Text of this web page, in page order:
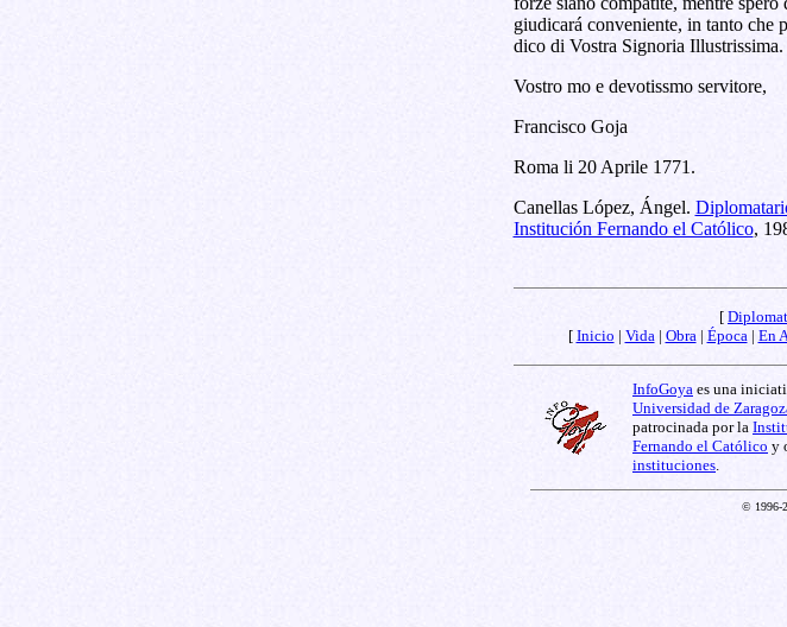
giudicará conveniente, in tanto che
dico di Vostra Signoria Illustrissima.
Vostro mo e devotissmo servitore,
Francisco Goja
Roma li 20 Aprile 1771.
Canellas López, Ángel.
Institución Fernando el Católico,
[
[ Inicio | Vida | Obra | Época | En
InfoGoya es una
Universidad de
patrocinada por la
Fernando el Católico y
instituciones
© 1996-